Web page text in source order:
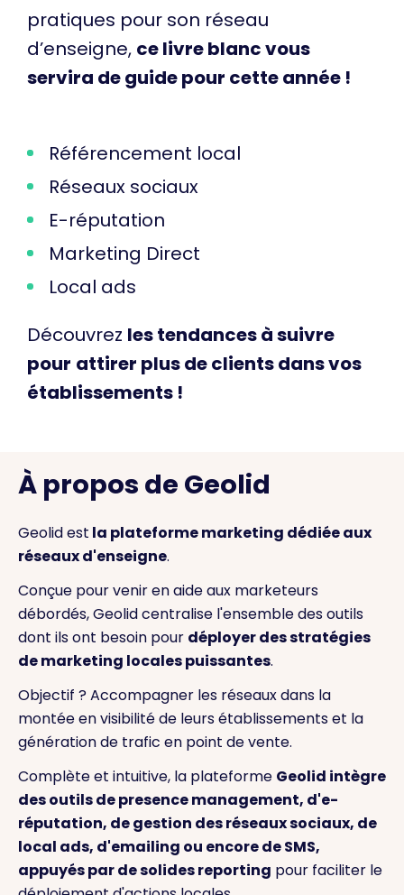
pratiques pour son réseau
d’enseigne, ce livre blanc vous
servira de guide pour cette année !
Référencement local
Réseaux sociaux
E-réputation
Marketing Direct
Local ads
Découvrez lestendances à suivre
pour attirer plus de clients dans vos
établissements !
À propos de Geolid
Geolid est la plateforme marketing dédiée aux
réseaux d'enseigne.
Conçue pour venir en aide aux marketeurs
débordés, Geolid centralise l'ensemble des outils
dont ils ont besoin pour déployer des stratégies
de marketing locales puissantes.
Objectif ? Accompagner les réseaux dans la
montée en visibilité de leurs établissements et la
génération de trafic en point de vente.
Complète et intuitive, la plateforme Geolid intègre
des outils de presence management, d'e-
réputation, de gestion des réseaux sociaux, de
local ads, d'emailing ou encore de SMS,
appuyés par de solides reporting pour faciliter le